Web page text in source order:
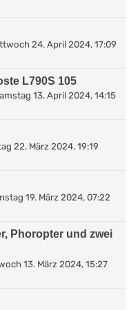
24. April 2024, 17:09
L790S 105
13. April 2024, 14:15
22. März 2024, 19:19
19. März 2024, 07:22
Phoropter und zwei
13. März 2024, 15:27